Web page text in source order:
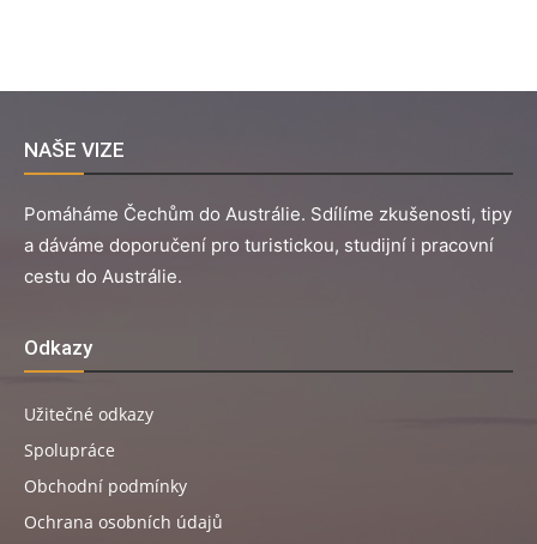
NAŠE VIZE
Pomáháme Čechům do Austrálie. Sdílíme zkušenosti, tipy
a dáváme doporučení pro turistickou, studijní i pracovní
cestu do Austrálie.
Odkazy
Užitečné odkazy
Spolupráce
Obchodní podmínky
Ochrana osobních údajů